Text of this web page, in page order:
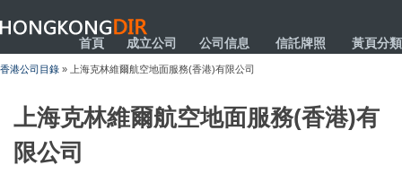
HONGKONGDIR
首頁 成立公司 公司信息 信託牌照 黃頁分類
香港公司目錄 » 上海克林維爾航空地面服務(香港)有限公司
上海克林維爾航空地面服務(香港)有
限公司